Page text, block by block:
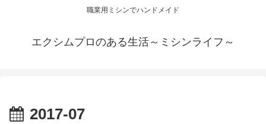
職業用ミシンでハンドメイド
エクシムプロのある生活～ミシンライフ～
2017-07